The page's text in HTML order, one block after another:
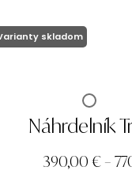
skladom
Náhrdelník
390,00 € –